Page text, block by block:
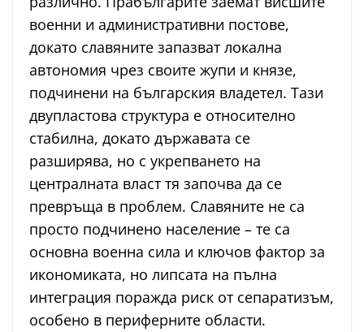
военни и административни постове,
докато славяните запазват локална
автономия чрез своите жупи и князе,
подчинени на българския владетел. Тази
двупластова структура е относително
стабилна, докато държавата се
разширява, но с укрепването на
централната власт тя започва да се
превръща в проблем. Славяните не са
просто подчинено население – те са
основна военна сила и ключов фактор за
икономиката, но липсата на пълна
интеграция поражда риск от сепаратизъм,
особено в периферните области.